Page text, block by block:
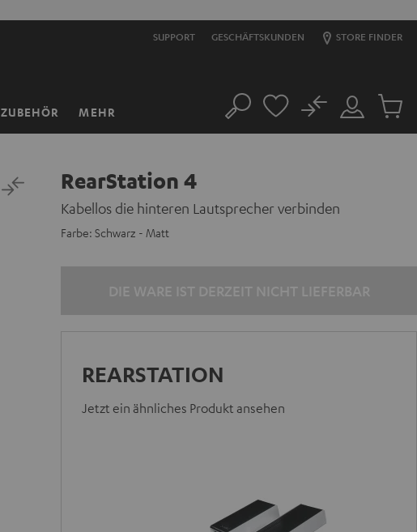
SUPPORT GESCHÄFTSKUNDEN STORE FINDER
ZUBEHÖR MEHR Suche
Mein
Konto
No
Artikel
RearStation 4
Kabellos die hinteren Lautsprecher verbinden
Farbe: Schwarz - Matt
REARSTATION
Jetzt ein ähnliches Produkt ansehen